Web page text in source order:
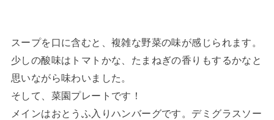
スープを口に含むと、複雑な野菜の味が感じられます。
少しの酸味はトマトかな、たまねぎの香りもするかなと
思いながら味わいました。
そして、菜園プレートです！
メインはおとうふ入りハンバーグです。デミグラスソー